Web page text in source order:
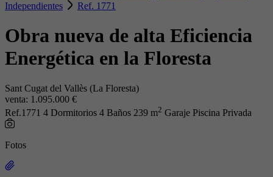
Independientes
Ref. 1771
Obra nueva de alta Eficiencia
Energética en la Floresta
Sant Cugat del Vallès (La Floresta)
venta: 1.095.000 €
Ref.1771 4 Dormitorios 4 Baños 239 m2 Garaje Piscina Privada
Fotos